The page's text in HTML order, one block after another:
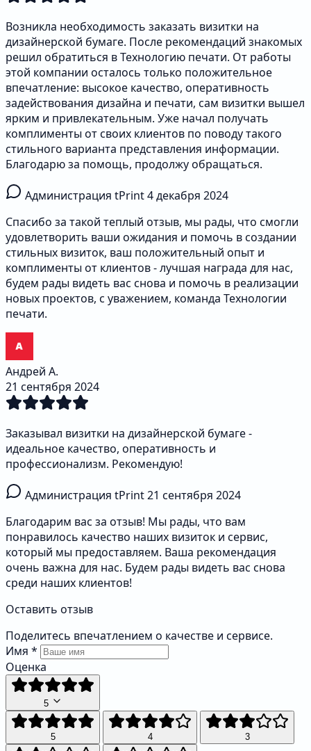
Возникла необходимость заказать визитки на
дизайнерской бумаге. После рекомендаций знакомых
решил обратиться в Технологию печати. От работы
этой компании осталось только положительное
впечатление: высокое качество, оперативность
задействования дизайна и печати, сам визитки вышел
ярким и привлекательным. Уже начал получать
комплименты от своих клиентов по поводу такого
стильного варианта представления информации.
Благодарю за помощь, продолжу обращаться.
Администрация tPrint4 декабря 2024
Спасибо за такой теплый отзыв, мы рады, что смогли
удовлетворить ваши ожидания и помочь в создании
стильных визиток, ваш положительный опыт и
комплименты от клиентов - лучшая награда для нас,
будем рады видеть вас снова и помочь в реализации
новых проектов, с уважением, команда Технологии
печати.
Андрей А.
21 сентября 2024
Заказывал визитки на дизайнерской бумаге -
идеальное качество, оперативность и
профессионализм. Рекомендую!
Администрация tPrint21 сентября 2024
Благодарим вас за отзыв! Мы рады, что вам
понравилось качество наших визиток и сервис,
который мы предоставляем. Ваша рекомендация
очень важна для нас. Будем рады видеть вас снова
среди наших клиентов!
Оставить отзыв
Поделитесь впечатлением о качестве и сервисе.
Имя *
Оценка
5
5 4 3